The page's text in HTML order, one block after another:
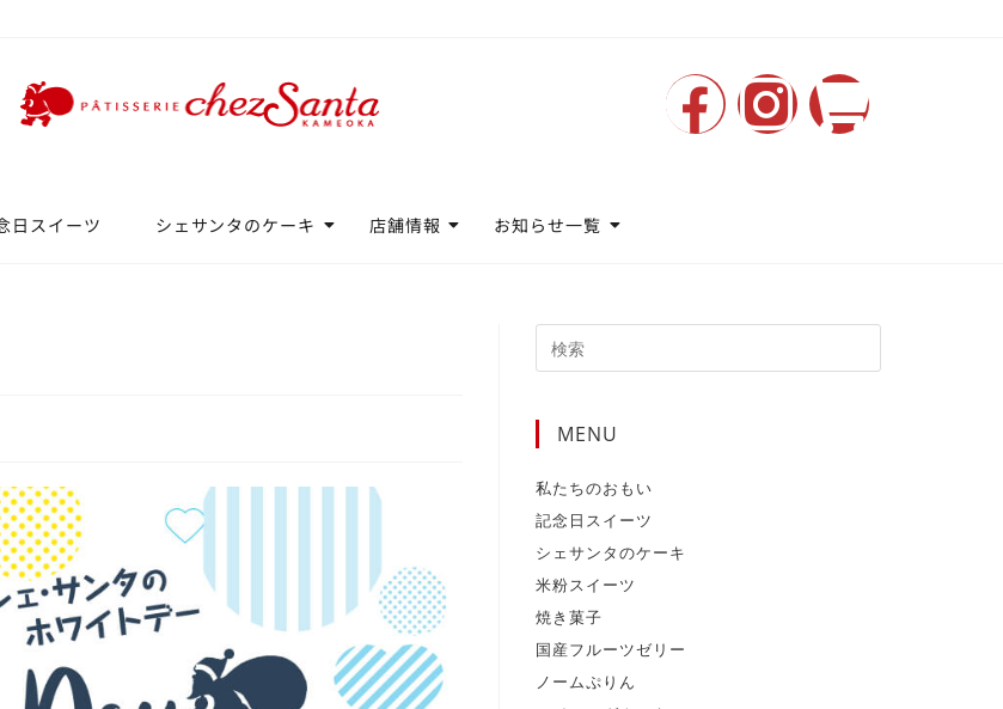
日スイーツ シェサンタのケーキ 店舗情報 お知らせ一覧
MENU
私たちのおもい
記念日スイーツ
シェサンタのケーキ
米粉スイーツ
焼き菓子
国産フルーツゼリー
ノームぷりん